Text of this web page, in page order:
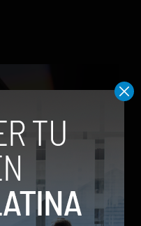
más de 80 idiomas